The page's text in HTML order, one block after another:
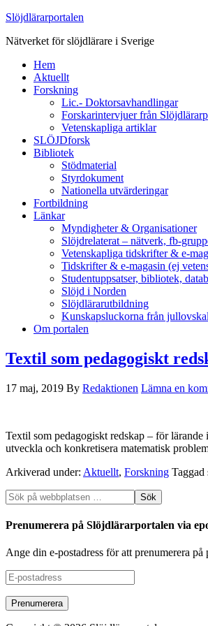
Slöjdlärarportalen
Nätverket för slöjdlärare i Sverige
Hem
Aktuellt
Forskning
Lic.- Doktorsavhandlingar
Forskarintervjuer från
Vetenskapliga artiklar
SLÖJDforsk
Bibliotek
Stödmaterial
Styrdokument
Nationella utvärderingar
Fortbildning
Länkar
Myndigheter & Organisationer
Slöjdrelaterat – nätverk, fb-
Vetenskapliga tidskrifter & e-
Tidskrifter & e-magasin (ej
Studentuppsatser, bibliotek,
Slöjd i Norden
Slöjdlärarutbildning
Kunskapsluckorna från
Om portalen
Textil som pedagogiskt
17 maj, 2019 By Redaktionen Lämna en
Textil som pedagogiskt redskap ‒ för
utveckla och konkretisera matematisk
Arkiverad under: Aktuellt, Forskning Taggad
Prenumerera på Slöjdlärarportalen via
Ange din e-postadress för att prenumerera
E-
postadress